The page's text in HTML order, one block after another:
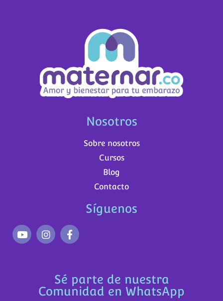
Nosotros
Sobre nosotros
Cursos
Blog
Contacto
Síguenos
Sé parte de nuestra
Comunidad en WhatsApp